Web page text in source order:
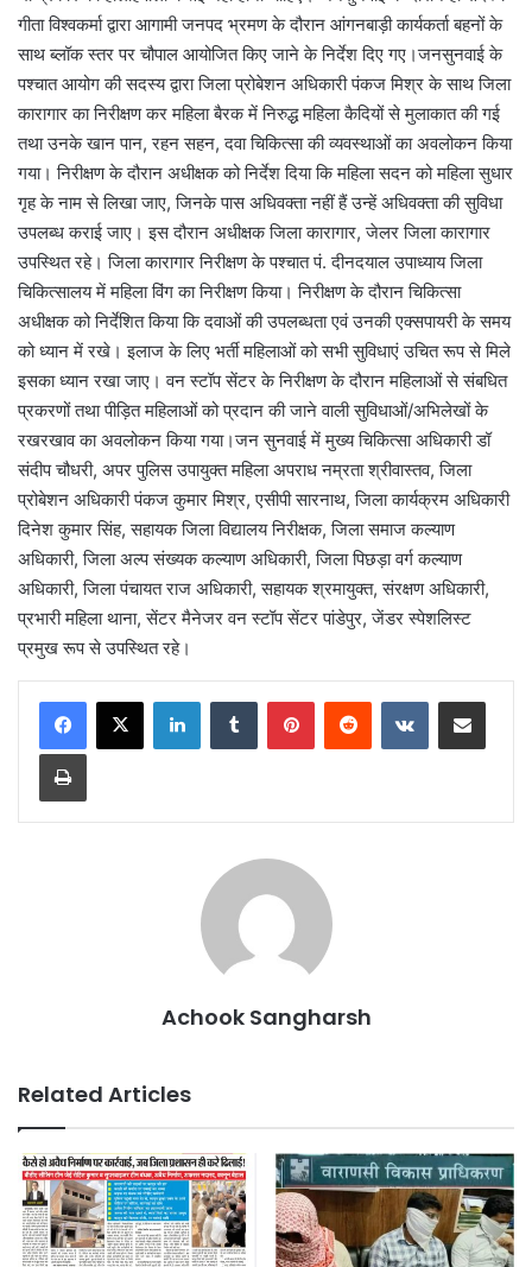
गीता विश्वकर्मा द्वारा आगामी जनपद भ्रमण के दौरान आंगनबाड़ी कार्यकर्ता बहनों के
साथ ब्लॉक स्तर पर चौपाल आयोजित किए जाने के निर्देश दिए गए।जनसुनवाई के
पश्चात आयोग की सदस्य द्वारा जिला प्रोबेशन अधिकारी पंकज मिश्र के साथ जिला
कारागार का निरीक्षण कर महिला बैरक में निरुद्ध महिला कैदियों से मुलाकात की गई
तथा उनके खान पान, रहन सहन, दवा चिकित्सा की व्यवस्थाओं का अवलोकन किया
गया। निरीक्षण के दौरान अधीक्षक को निर्देश दिया कि महिला सदन को महिला सुधार
गृह के नाम से लिखा जाए, जिनके पास अधिवक्ता नहीं हैं उन्हें अधिवक्ता की सुविधा
उपलब्ध कराई जाए। इस दौरान अधीक्षक जिला कारागार, जेलर जिला कारागार
उपस्थित रहे। जिला कारागार निरीक्षण के पश्चात पं. दीनदयाल उपाध्याय जिला
चिकित्सालय में महिला विंग का निरीक्षण किया। निरीक्षण के दौरान चिकित्सा
अधीक्षक को निर्देशित किया कि दवाओं की उपलब्धता एवं उनकी एक्सपायरी के समय
को ध्यान में रखे। इलाज के लिए भर्ती महिलाओं को सभी सुविधाएं उचित रूप से मिले
इसका ध्यान रखा जाए। वन स्टॉप सेंटर के निरीक्षण के दौरान महिलाओं से संबधित
प्रकरणों तथा पीड़ित महिलाओं को प्रदान की जाने वाली सुविधाओं/अभिलेखों के
रखरखाव का अवलोकन किया गया।जन सुनवाई में मुख्य चिकित्सा अधिकारी डॉ
संदीप चौधरी, अपर पुलिस उपायुक्त महिला अपराध नम्रता श्रीवास्तव, जिला
प्रोबेशन अधिकारी पंकज कुमार मिश्र, एसीपी सारनाथ, जिला कार्यक्रम अधिकारी
दिनेश कुमार सिंह, सहायक जिला विद्यालय निरीक्षक, जिला समाज कल्याण
अधिकारी, जिला अल्प संख्यक कल्याण अधिकारी, जिला पिछड़ा वर्ग कल्याण
अधिकारी, जिला पंचायत राज अधिकारी, सहायक श्रमायुक्त, संरक्षण अधिकारी,
प्रभारी महिला थाना, सेंटर मैनेजर वन स्टॉप सेंटर पांडेपुर, जेंडर स्पेशलिस्ट
प्रमुख रूप से उपस्थित रहे।
LinkedInTumblr PinterestReddit VKontakteShare via Email
Print
Achook Sangharsh
Related Articles